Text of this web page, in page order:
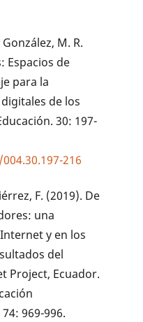
M. R.
Espacios de
para la
de los
30: 197-
216
F. (2019). De
una
y en los
del
Project, Ecuador.
969-996.